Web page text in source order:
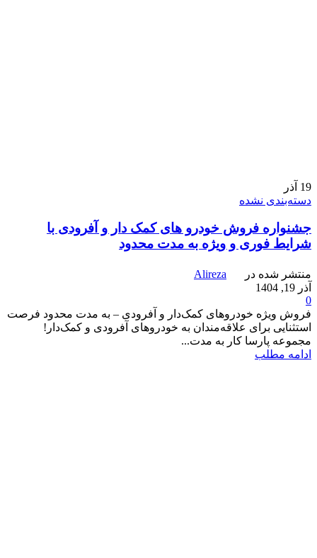
19 آذر
دسته‌بندی نشده
جشنواره فروش خودرو های کمک دار و آفرودی با
شرایط فوری و ویژه به مدت محدود
منتشر شده در
Alireza
آذر 19, 1404
0
فروش ویژه خودروهای کمک‌دار و آفرودی – به مدت محدود فرصت
استثنایی برای علاقه‌مندان به خودروهای آفرودی و کمک‌دار!
مجموعه پارسا کار به مدت...
ادامه مطلب